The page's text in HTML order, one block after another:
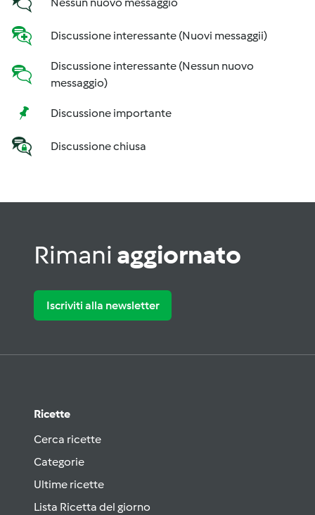
Discussione interessante (Nuovi messaggii)
Discussione interessante (Nessun nuovo
messaggio)
Discussione importante
Discussione chiusa
Rimani aggiornato
Iscriviti alla newsletter
Ricette
Cerca ricette
Categorie
Ultime ricette
Lista Ricetta del giorno